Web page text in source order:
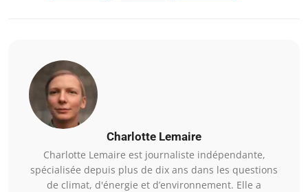
Charlotte Lemaire
Charlotte Lemaire est journaliste indépendante,
spécialisée depuis plus de dix ans dans les questions
de climat, d'énergie et d’environnement. Elle a